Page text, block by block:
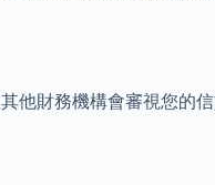
他財務機構會審視您的